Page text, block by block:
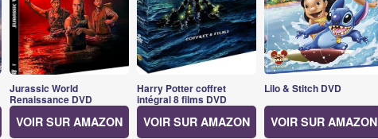
Jurassic World
Renaissance DVD
VOIR SUR AMAZON
Harry Potter coffret
intégral 8 films DVD
VOIR SUR AMAZON
Lilo & Stitch DVD
VOIR SUR AMAZON